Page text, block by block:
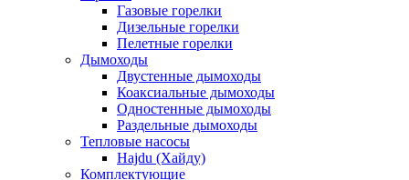
Газовые горелки
Дизельные горелки
Пелетные горелки
Дымоходы
Двустенные дымоходы
Коаксиальные дымоходы
Одностенные дымоходы
Раздельные дымоходы
Тепловые насосы
Hajdu (Хайду)
Комплектующие